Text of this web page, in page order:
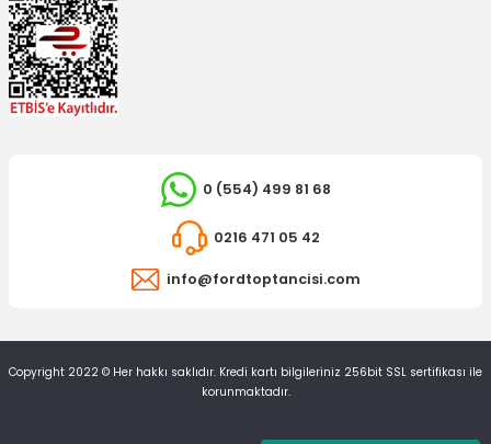
1.214,57 TL
0 (554) 499 81 68
0216 471 05 42
info@fordtoptancisi.com
Copyright 2022 © Her hakkı saklıdır. Kredi kartı bilgileriniz 256bit SSL sertifikası ile
korunmaktadır.